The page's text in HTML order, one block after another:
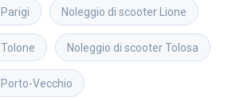
Parigi Noleggio di scooterLione
Tolone Noleggio di scooterTolosa
Porto-Vecchio